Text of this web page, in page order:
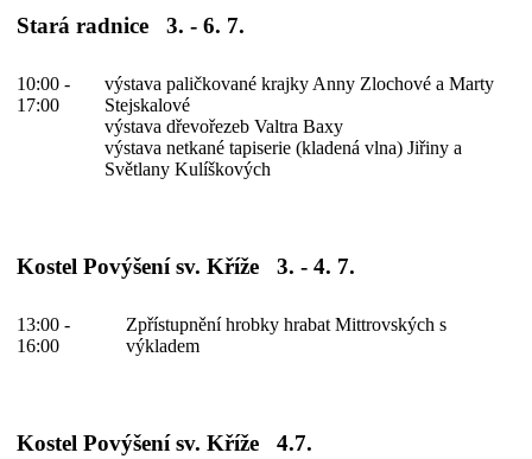
Stará radnice 3. - 6. 7.
10:00 -
17:00
výstava paličkované krajky Anny Zlochové a Marty
Stejskalové
výstava dřevořezeb Valtra Baxy
výstava netkané tapiserie (kladená vlna) Jiřiny a
Světlany Kulíškových
Kostel Povýšení sv. Kříže 3. - 4. 7.
13:00 -
16:00
Zpřístupnění hrobky hrabat Mittrovských s
výkladem
Kostel Povýšení sv. Kříže 4.7.